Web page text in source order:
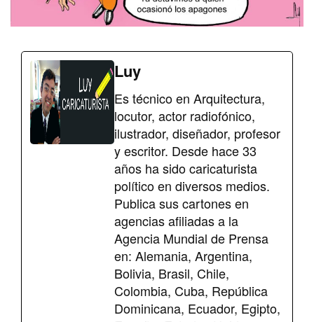
Luy
Es técnico en Arquitectura,
locutor, actor radiofónico,
ilustrador, diseñador, profesor
y escritor. Desde hace 33
años ha sido caricaturista
político en diversos medios.
Publica sus cartones en
agencias afiliadas a la
Agencia Mundial de Prensa
en: Alemania, Argentina,
Bolivia, Brasil, Chile,
Colombia, Cuba, República
Dominicana, Ecuador, Egipto,